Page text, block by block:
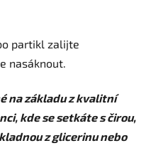
partikl zalijte
nasáknout.
na základu z kvalitní
kde se setkáte s čirou,
z glicerinu nebo